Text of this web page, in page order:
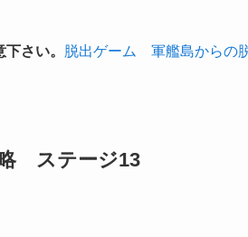
さい。 脱出ゲーム 軍艦島からの
ステージ13